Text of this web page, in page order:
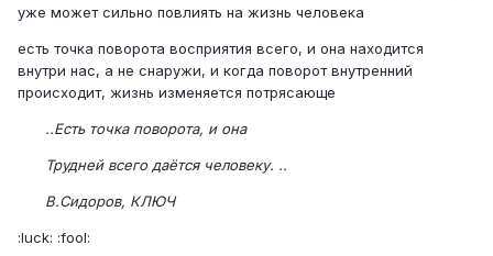
уже может сильно повлиять на жизнь человека
есть точка поворота восприятия всего, и она находится
внутри нас, а не снаружи, и когда поворот внутренний
происходит, жизнь изменяется потрясающе
..Есть точка поворота, и она
Трудней всего даётся человеку. ..
В.Сидоров, КЛЮЧ
:luck: :fool: